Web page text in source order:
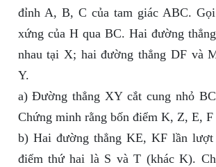
đỉnh A, B, C của tam giác ABC.
xứng của H qua BC. Hai đường
nhau tại X; hai đường thẳng DF và
Y.
a) Đường thẳng XY cắt cung nhỏ
Chứng minh rằng bốn điểm K, Z, E, F
b) Hai đường thẳng KE, KF lần
điểm thứ hai là S và T (khác K).